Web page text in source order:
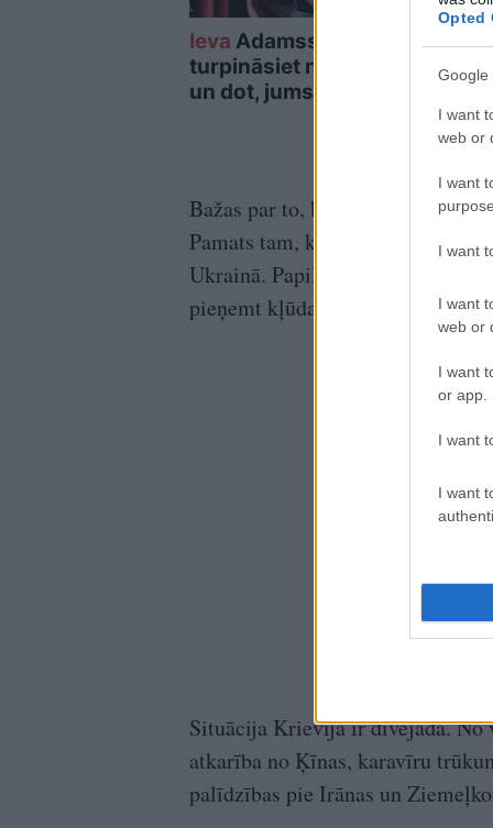
Opted
Google
I want
web or
I want
I want
I want
web or
I want
or app.
I want
I want
Ieva Adamss: “Ja jūs
turpināsiet nemīlēt vīru
un dot, jums būs vēzis”
Bažas par to, ka Krievija varētu
Pamats tam, kā uzskata autors,
Ukrainā. Papildus visām sekām
pieņemt kļūdainus lēmumus arī
Situācija Krievijā ir divējāda. No
atkarība no Ķīnas, karavīru
palīdzības pie Irānas un